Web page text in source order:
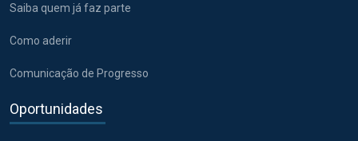
Saiba quem já faz parte
Como aderir
Comunicação de Progresso
Oportunidades